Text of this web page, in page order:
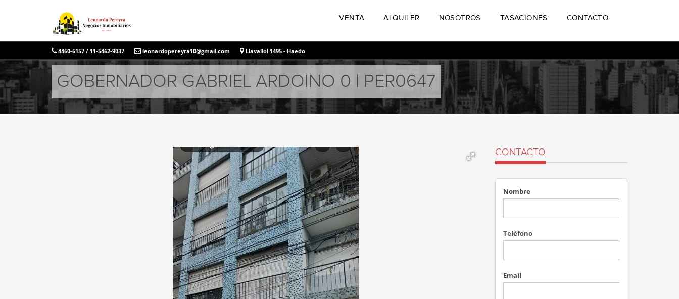
VENTA ALQUILER NOSOTROS TASACIONES CONTACTO
4460-6157 / 11-5462-9037 leonardopereyra10@gmail.com Llavallol 1495 - Haedo
GOBERNADOR GABRIEL ARDOINO 0 | PER0647
CONTACTO
Nombre
Teléfono
Email